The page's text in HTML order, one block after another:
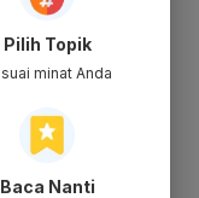
Pilih Topik
minat Anda
Baca Nanti